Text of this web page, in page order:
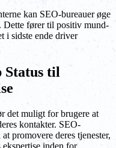
kan SEO-bureauer øge
Dette fører til positiv mund-
i sidste ende driver
Status til
det muligt for brugere at
kontakter. SEO-
promovere deres tjenester,
ekspertise inden for